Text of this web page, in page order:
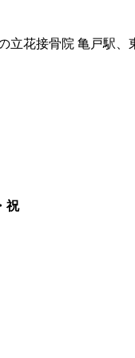
立花接骨院 亀戸駅、
祝